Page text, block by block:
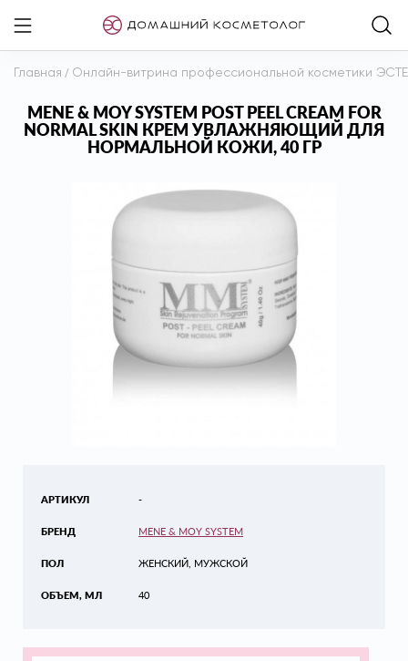
Главная / Онлайн-витрина профессиональной косметики
MENE & MOY SYSTEM POST PEEL CREAM FOR
NORMAL SKIN КРЕМ УВЛАЖНЯЮЩИЙ ДЛЯ
НОРМАЛЬНОЙ КОЖИ, 40 ГР
АРТИКУЛ
БРЕНД
ПОЛ
ОБЪЕМ, МЛ
-
MENE & MOY SYSTEM
ЖЕНСКИЙ, МУЖСКОЙ
40